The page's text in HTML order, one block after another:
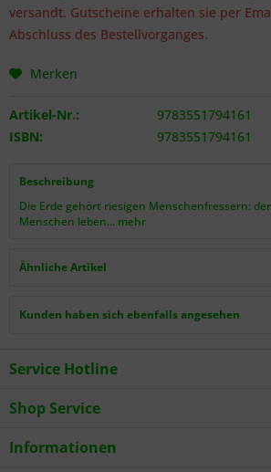
versandt. Gutscheine erhalten sie per
Abschluss des Bestellvorganges.
Merken
Artikel-Nr.:
9783551794161
ISBN:
9783551794161
Beschreibung
Die Erde gehört riesigen Menschenfressern:
Menschen leben... mehr
Ähnliche Artikel
Kunden haben sich ebenfalls angesehen
Service Hotline
Shop Service
Informationen